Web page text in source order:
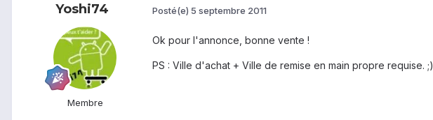
Yoshi74
Membre
Posté(e) 5 septembre 2011
Ok pour l'annonce, bonne vente !
PS : Ville d'achat + Ville de remise en main propre requise. ;)